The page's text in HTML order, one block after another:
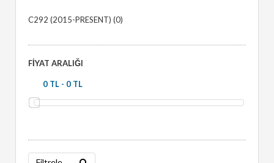
C292 (2015-PRESENT) (0)
FIYAT ARALIĞI